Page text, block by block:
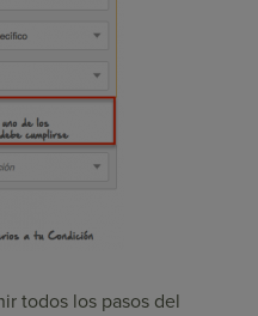
todos los pasos del